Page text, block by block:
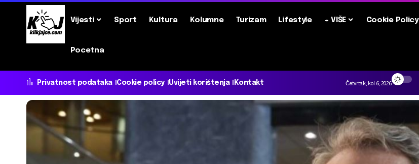
Vijesti Sport Kultura Kolumne Turizam Lifestyle + VIŠE Cookie Policy
Pocetna
Privatnost podataka Cookie policy Uvijeti korištenja Kontakt Četvrtak, kol 6, 2026